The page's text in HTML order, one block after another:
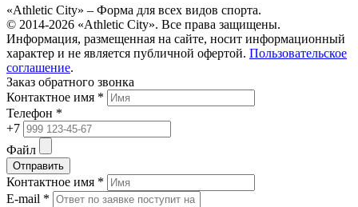
«Athletic City» – Форма для всех видов спорта.
© 2014-2026 «Athletic City». Все права защищены.
Информация, размещенная на сайте, носит информационный
характер и не является публичной офертой. Пользовательское
соглашение.
Заказ обратного звонка
Контактное имя *
Телефон *
+7
Файл
Отправить
Контактное имя *
E-mail *